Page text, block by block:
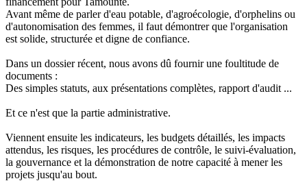
Avant même de parler d'eau potable, d'agroécologie, d'orphelins ou
d'autonomisation des femmes, il faut démontrer que l'organisation
est solide, structurée et digne de confiance.
Dans un dossier récent, nous avons dû fournir une foultitude de
documents :
Des simples statuts, aux présentations complètes, rapport d'audit ...
Et ce n'est que la partie administrative.
Viennent ensuite les indicateurs, les budgets détaillés, les impacts
attendus, les risques, les procédures de contrôle, le suivi-évaluation,
la gouvernance et la démonstration de notre capacité à mener les
projets jusqu'au bout.